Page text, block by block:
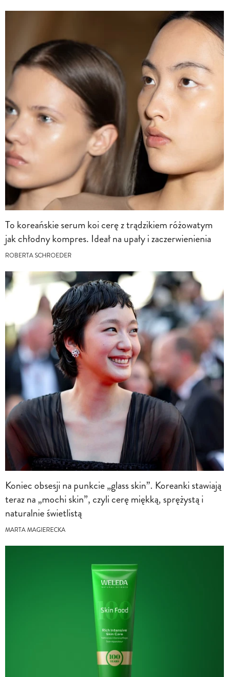
To koreańskie serum koi cerę z trądzikiem różowatym
jak chłodny kompres. Ideał na upały i zaczerwienienia
ROBERTA SCHROEDER
Koniec obsesji na punkcie „glass skin”. Koreanki stawiają
teraz na „mochi skin”, czyli cerę miękką, sprężystą i
naturalnie świetlistą
MARTA MAGIERECKA